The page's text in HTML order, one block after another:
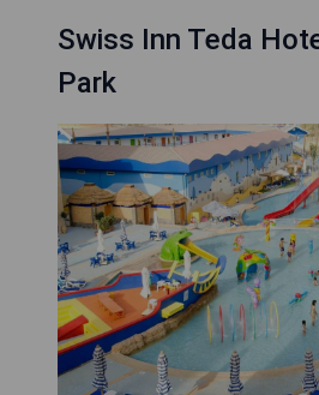
Swiss Inn Teda
Park